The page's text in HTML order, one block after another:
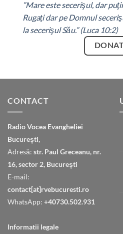
”Mare este secerişul, dar
Rugaţi dar pe Domnul
la secerişul Său.” (Luca 10:2)
CONTACT
Radio Vocea Evangheliei
București,
Adresă: str. Paul Greceanu, nr.
16, sector 2, București
E-mail:
contact[at]rvebucuresti.ro
WhatsApp: +40730.502.931
Informatii legale